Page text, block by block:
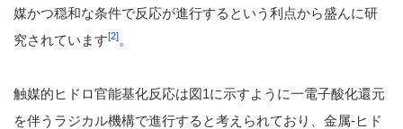
媒かつ穏和な条件で反応が進行するという利点から盛んに研
究されています[2]。
触媒的ヒドロ官能基化反応は図1に示すように一電子酸化還元
を伴うラジカル機構で進行すると考えられており、金属-ヒド